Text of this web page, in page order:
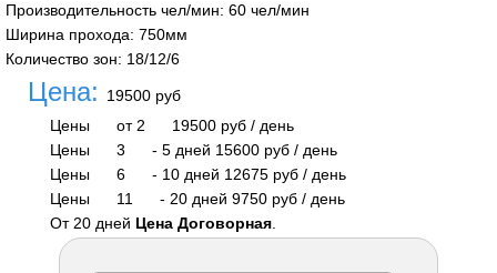
Производительность чел/мин: 60 чел/мин
Ширина прохода: 750мм
Количество зон: 18/12/6
Цена:
19500 руб
Цены
от 2 19500 руб / день
Цены
3 - 5 дней 15600 руб / день
Цены
6 - 10 дней 12675 руб / день
Цены
11 - 20 дней 9750 руб / день
От 20 дней Цена Договорная.